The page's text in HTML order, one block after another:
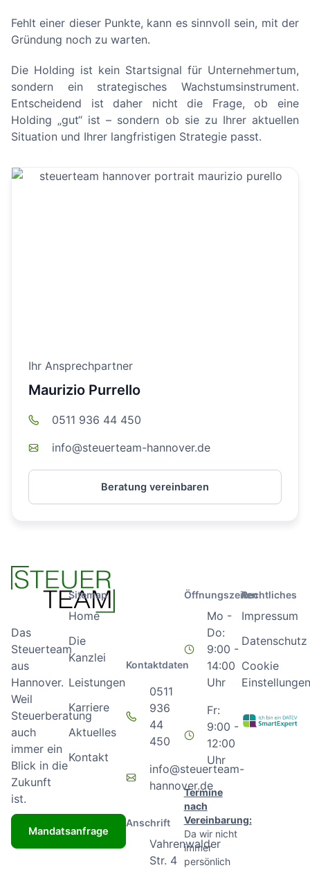
Fehlt einer dieser Punkte, kann es sinnvoll sein, mit der
Gründung noch zu warten.
Die Holding ist kein Startsignal für Unternehmertum,
sondern ein strategisches Wachstumsinstrument.
Entscheidend ist daher nicht die Frage, ob eine
Holding „gut“ ist – sondern ob sie zu Ihrer aktuellen
Situation und Ihrer langfristigen Strategie passt.
Ihr Ansprechpartner
Maurizio Purrello
0511 936 44 450
info@steuerteam-hannover.de
Beratung vereinbaren
Das
Steuerteam
aus
Hannover.
Weil
Steuerberatung
auch
immer ein
Blick in die
Zukunft
ist.
Mandatsanfrage
Sitemap
Home
Die
Kanzlei
Leistungen
Karriere
Aktuelles
Kontakt
Kontaktdaten
0511
936
44
450
info@steuerteam-
hannover.de
Anschrift
Vahrenwalder
Str. 4
Öffnungszeiten
Mo -
Do:
9:00 -
14:00
Uhr
Fr:
9:00 -
12:00
Uhr
Termine
nach
Vereinbarung:
Da wir nicht
immer
persönlich
Rechtliches
Impressum
Datenschutz
Cookie
Einstellungen